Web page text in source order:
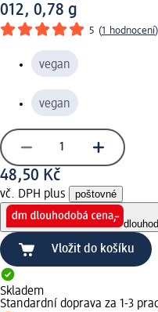
012, 0,78 g
5 (1 hodnocení)
vegan
vegan
48,50 Kč
vč. DPH plus poštovné
Vložit do košíku
Skladem
Standardní doprava za 1-3